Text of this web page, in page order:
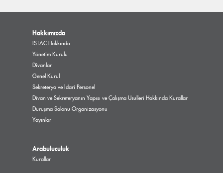
Hakkımızda
ISTAC Hakkında
Yönetim Kurulu
Divanlar
Genel Kurul
Sekreterya ve İdari Personel
Divan ve Sekreteryanın Yapısı ve Çalışma Usulleri Hakkında Kurallar
Duruşma Salonu Organizasyonu
Yayınlar
Arabuluculuk
Kurallar